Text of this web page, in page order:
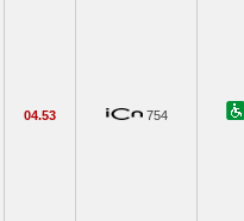
04.53 754